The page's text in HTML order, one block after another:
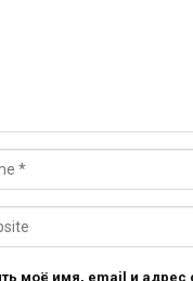
моё имя, email и